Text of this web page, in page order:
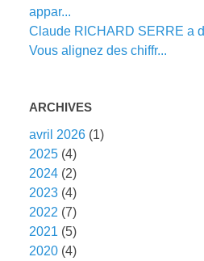
appar...
Claude RICHARD SERRE a
Vous alignez des chiffr...
ARCHIVES
avril 2026 (1)
2025 (4)
2024 (2)
2023 (4)
2022 (7)
2021 (5)
2020 (4)